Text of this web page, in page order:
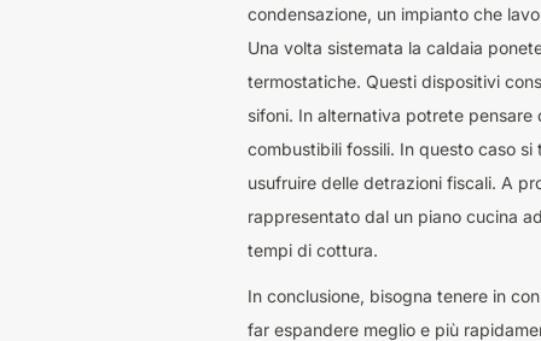
condensazione, un impianto che
Una volta sistemata la caldaia
termostatiche. Questi dispositivi
sifoni. In alternativa potrete
combustibili fossili. In questo caso
usufruire delle detrazioni fiscali. A
rappresentato dal un piano cucina
tempi di cottura.
In conclusione, bisogna tenere in
far espandere meglio e più